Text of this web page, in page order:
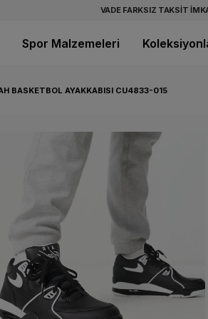
VADE FARKSIZ TAKSİT
Spor Malzemeleri
BASKETBOL AYAKKABISI CU4833-015